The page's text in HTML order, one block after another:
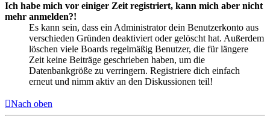
Ich habe mich vor einiger Zeit registriert, kann mich aber nicht
mehr anmelden?!
Es kann sein, dass ein Administrator dein Benutzerkonto aus
verschieden Gründen deaktiviert oder gelöscht hat. Außerdem
löschen viele Boards regelmäßig Benutzer, die für längere
Zeit keine Beiträge geschrieben haben, um die
Datenbankgröße zu verringern. Registriere dich einfach
erneut und nimm aktiv an den Diskussionen teil!
Nach oben